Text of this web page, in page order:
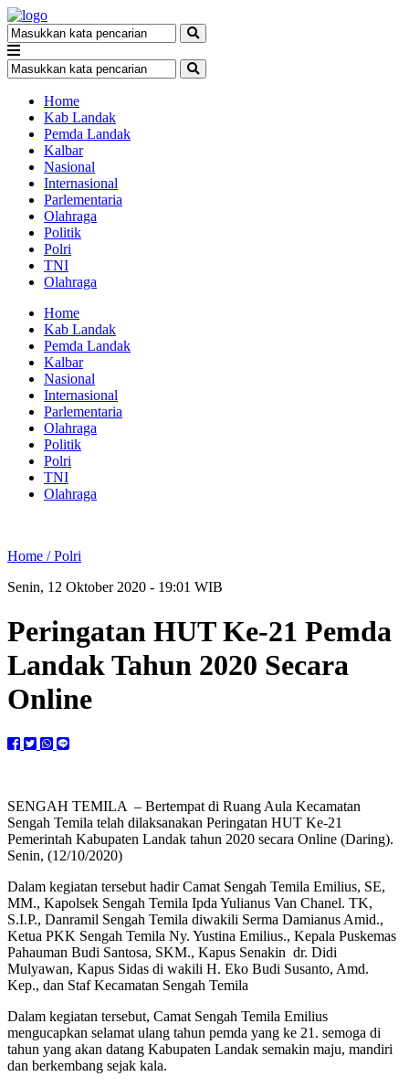
Home
Kab Landak
Pemda Landak
Kalbar
Nasional
Internasional
Parlementaria
Olahraga
Politik
Polri
TNI
Olahraga
Home
Kab Landak
Pemda Landak
Kalbar
Nasional
Internasional
Parlementaria
Olahraga
Politik
Polri
TNI
Olahraga
Home /Polri
Senin, 12 Oktober 2020 - 19:01 WIB
Peringatan HUT Ke-21 Pemda
Landak Tahun 2020 Secara
Online
SENGAH TEMILA – Bertempat di Ruang Aula Kecamatan
Sengah Temila telah dilaksanakan Peringatan HUT Ke-21
Pemerintah Kabupaten Landak tahun 2020 secara Online (Daring).
Senin, (12/10/2020)
Dalam kegiatan tersebut hadir Camat Sengah Temila Emilius, SE,
MM., Kapolsek Sengah Temila Ipda Yulianus Van Chanel. TK,
S.I.P., Danramil Sengah Temila diwakili Serma Damianus Amid.,
Ketua PKK Sengah Temila Ny. Yustina Emilius., Kepala Puskemas
Pahauman Budi Santosa, SKM., Kapus Senakin dr. Didi
Mulyawan, Kapus Sidas di wakili H. Eko Budi Susanto, Amd.
Kep., dan Staf Kecamatan Sengah Temila
Dalam kegiatan tersebut, Camat Sengah Temila Emilius
mengucapkan selamat ulang tahun pemda yang ke 21. semoga di
tahun yang akan datang Kabupaten Landak semakin maju, mandiri
dan berkembang sejak kala.